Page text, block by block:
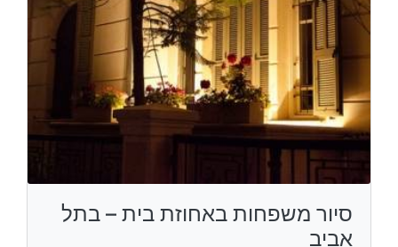
סיור משפחות באחוזת בית – בתל
אביב